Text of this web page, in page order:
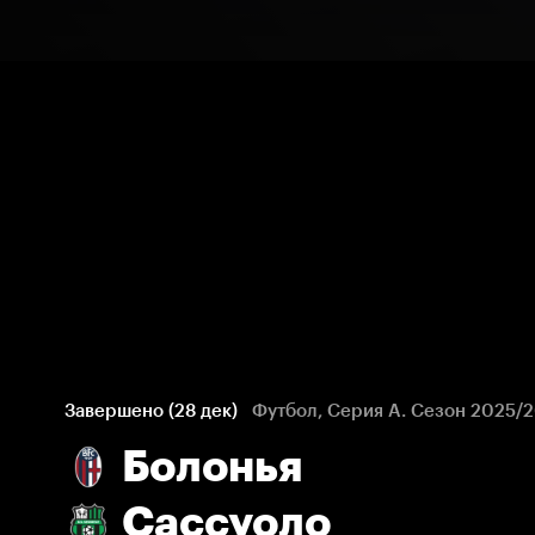
Завершено (28 дек) Футбол, Серия А. Сезон 2025/
Болонья
Сассуоло